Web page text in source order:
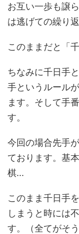
お互い一歩も譲
は逃げての繰り
このままだと「
ちなみに千日手
手というルール
ます。そして手
す。
今回の場合先手
ております。基
棋...
このまま千日手
しまうと時には
す。（全てがそ